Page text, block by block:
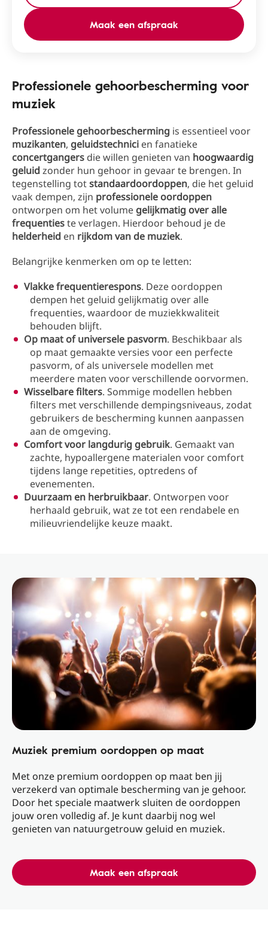
Maak een afspraak
Professionele gehoorbescherming voor
muziek
Professionele gehoorbescherming is essentieel voor
muzikanten, geluidstechnici en fanatieke
concertgangers die willen genieten van hoogwaardig
geluidzonder hun gehoor in gevaar te brengen. In
tegenstelling totstandaardoordoppen, die het geluid
vaak dempen, zijn professionele oordoppen
ontworpen om het volume gelijkmatig over alle
frequentieste verlagen. Hierdoor behoud je de
helderheid en rijkdom van de muziek.
Belangrijke kenmerken om op te letten:
Vlakke frequentierespons. Deze oordoppen
dempen het geluid gelijkmatig over alle
frequenties, waardoor de muziekkwaliteit
behouden blijft.
Op maat of universele pasvorm. Beschikbaar als
op maat gemaakte versies voor een perfecte
pasvorm, of als universele modellen met
meerdere maten voor verschillende oorvormen.
Wisselbare filters. Sommige modellen hebben
filters met verschillende dempingsniveaus, zodat
gebruikers de bescherming kunnen aanpassen
aan de omgeving.
Comfort voor langdurig gebruik. Gemaakt van
zachte, hypoallergene materialen voor comfort
tijdens lange repetities, optredens of
evenementen.
Duurzaam en herbruikbaar. Ontworpen voor
herhaald gebruik, wat ze tot een rendabele en
milieuvriendelijke keuze maakt.
Muziek premium oordoppen op maat
Met onze premium oordoppen op maat ben jij
verzekerd van optimale bescherming van je gehoor.
Door het speciale maatwerk sluiten de oordoppen
jouw oren volledig af. Je kunt daarbij nog wel
genieten van natuurgetrouw geluid en muziek.
Maak een afspraak